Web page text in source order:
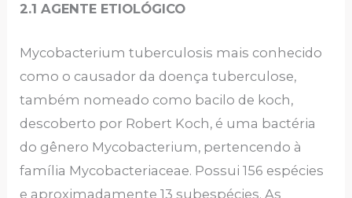
2.1 AGENTE ETIOLÓGICO
Mycobacterium tuberculosis mais conhecido
como o causador da doença tuberculose,
também nomeado como bacilo de koch,
descoberto por Robert Koch, é uma bactéria
do gênero Mycobacterium, pertencendo à
família Mycobacteriaceae. Possui 156 espécies
e aproximadamente 13 subespécies. As